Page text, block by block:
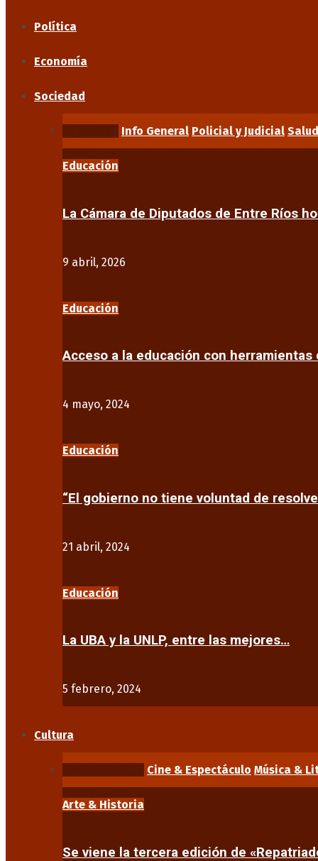
Política
Economía
Sociedad
Info General Policial y Judicial Salud
Educación
La Cámara de Diputados de Entre Ríos
9 abril, 2026
Educación
Acceso a la educación con
4 mayo, 2024
Educación
“El gobierno no tiene voluntad de
21 abril, 2024
Educación
La UBA y la UNLP, entre las mejores…
5 febrero, 2024
Cultura
Cine & Espectáculo Música &
Arte & Historia
Se viene la tercera edición de